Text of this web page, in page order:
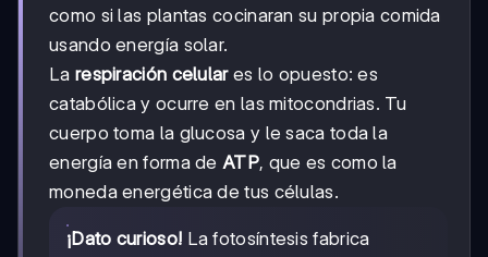
como si las plantas cocinaran su propia comida
usando energía solar.
La respiración celulares lo opuesto: es
catabólica y ocurre en las mitocondrias. Tu
cuerpo toma la glucosa y le saca toda la
energía en forma de ATP, que es como la
moneda energética de tus células.
¡Dato curioso! La fotosíntesis fabrica